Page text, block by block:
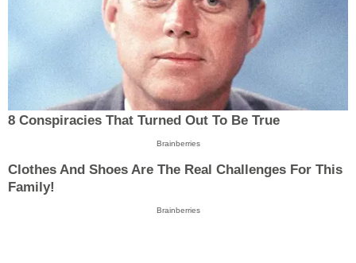
8 Conspiracies That Turned Out To Be True
Brainberries
Clothes And Shoes Are The Real Challenges For This
Family!
Brainberries